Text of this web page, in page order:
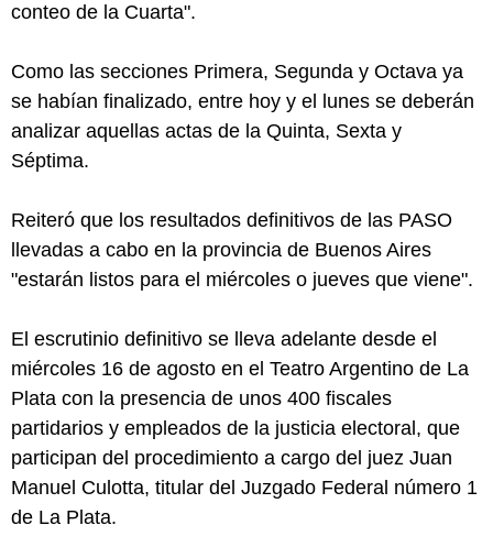
conteo de la Cuarta".
Como las secciones Primera, Segunda y Octava ya
se habían finalizado, entre hoy y el lunes se deberán
analizar aquellas actas de la Quinta, Sexta y
Séptima.
Reiteró que los resultados definitivos de las PASO
llevadas a cabo en la provincia de Buenos Aires
"estarán listos para el miércoles o jueves que viene".
El escrutinio definitivo se lleva adelante desde el
miércoles 16 de agosto en el Teatro Argentino de La
Plata con la presencia de unos 400 fiscales
partidarios y empleados de la justicia electoral, que
participan del procedimiento a cargo del juez Juan
Manuel Culotta, titular del Juzgado Federal número 1
de La Plata.